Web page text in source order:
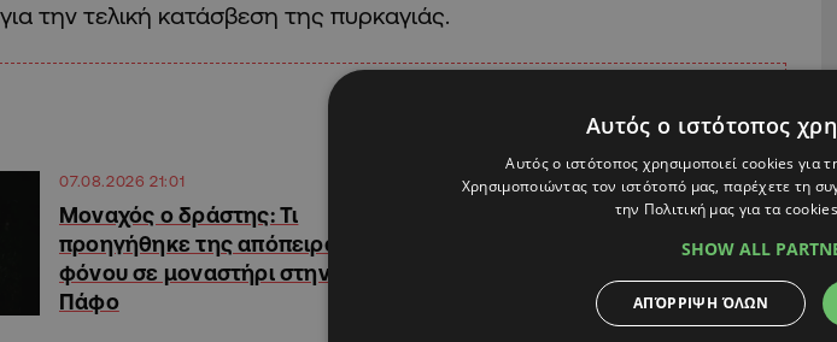
για την τελική κατάσβεση της πυρκαγιάς.
07.08.2026 21:01
Μοναχός ο δράστης: Τι
προηγήθηκε της απόπειρας
φόνου σε μοναστήρι στην
Πάφο
Αυτός ο ιστότοπος
Αυτός ο ιστότοπος χρησιμοποιεί cookies για
Χρησιμοποιώντας τον ιστότοπό μας, παρέχετε τη
την Πολιτική μας για τα
SHOW ALL
ΑΠΌΡΡΙΨΗ ΌΛΩΝ